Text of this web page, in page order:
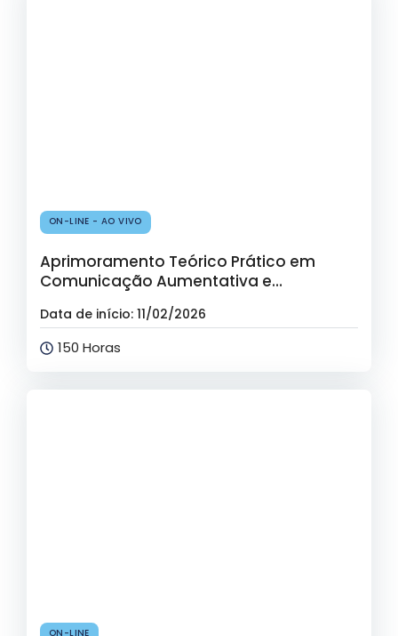
ON-LINE - AO VIVO
Aprimoramento Teórico Prático em
Comunicação Aumentativa e
Alternativa (CAA)
Data de início: 11/02/2026
150 Horas
ON-LINE